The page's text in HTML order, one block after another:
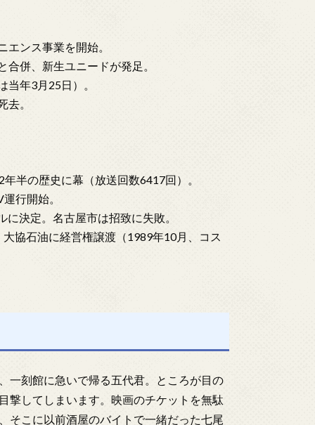
ンス事業を開始。
併、新生ユニードが発足。
年3月25日）。
。
半の歴史に幕（放送回数6417回）。
行開始。
決定。名古屋市は招致に失敗。
協石油に経営権譲渡（1989年10月、コス
一刻館に急いで帰る五代君。ところが目の
撃してしまいます。映画のチケットを無駄
そこに以前酒屋のバイトで一緒だった七尾